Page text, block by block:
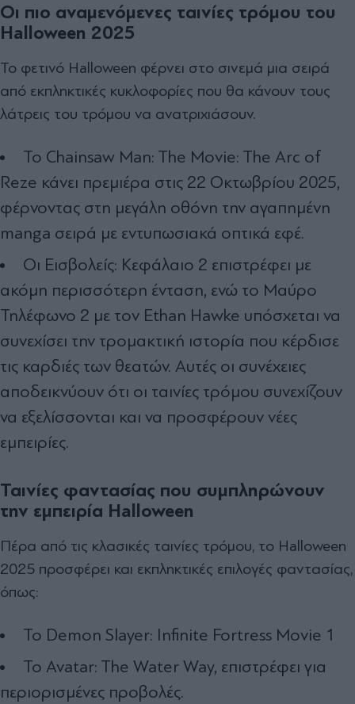
Οι πιο αναμενόμενες ταινίες τρόμου του
Halloween 2025
Το φετινό Halloween φέρνει στο σινεμά μια σειρά
από εκπληκτικές κυκλοφορίες που θα κάνουν τους
λάτρεις του τρόμου να ανατριχιάσουν.
Το Chainsaw Man: The Movie: The Arc of
Reze κάνει πρεμιέρα στις 22 Οκτωβρίου 2025,
φέρνοντας στη μεγάλη οθόνη την αγαπημένη
manga σειρά με εντυπωσιακά οπτικά εφέ.
Οι Εισβολείς: Κεφάλαιο 2 επιστρέφει με
ακόμη περισσότερη ένταση, ενώ το Μαύρο
Τηλέφωνο 2 με τον Ethan Hawke υπόσχεται να
συνεχίσει την τρομακτική ιστορία που κέρδισε
τις καρδιές των θεατών. Αυτές οι συνέχειες
αποδεικνύουν ότι οι ταινίες τρόμου συνεχίζουν
να εξελίσσονται και να προσφέρουν νέες
εμπειρίες.
Ταινίες φαντασίας που συμπληρώνουν
την εμπειρία Halloween
Πέρα από τις κλασικές ταινίες τρόμου, το Halloween
2025 προσφέρει και εκπληκτικές επιλογές φαντασίας,
όπως:
Το Demon Slayer: Infinite Fortress Movie 1
Το Avatar: The Water Way, επιστρέφει για
περιορισμένες προβολές.